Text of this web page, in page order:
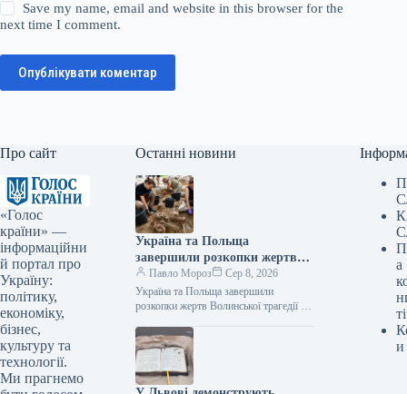
Save my name, email and website in this browser for the
next time I comment.
Опублікувати коментар
Про сайт
«Голос
країни» —
інформаційни
й портал про
Україну:
політику,
економіку,
бізнес,
культуру та
технології.
Ми прагнемо
Останні новини
Україна та Польща
завершили розкопки жертв
Волинської трагедії у двох
волинських селах.
Павло Мороз
Сер 8, 2026
Україна та Польща завершили
розкопки жертв Волинської трагедії у
x.com/ipngovpl/ Підпишіться на нас у
Google…
а
ті
и